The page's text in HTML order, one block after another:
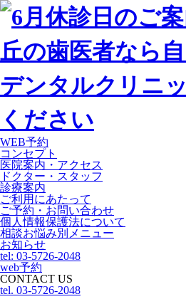
WEB予約
コンセプト
医院案内・アクセス
ドクター・スタッフ
診療案内
ご利用にあたって
ご予約・お問い合わせ
個人情報保護法について
相談お悩み別メニュー
お知らせ
tel: 03-5726-2048
web予約
CONTACT US
tel. 03-5726-2048